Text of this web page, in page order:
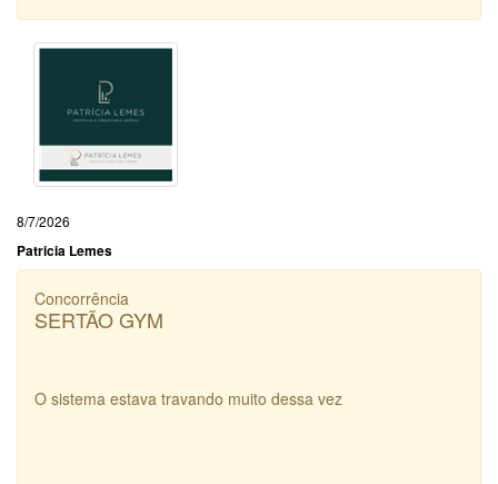
8/7/2026
Patricia Lemes
Concorrência
SERTÃO GYM
O sistema estava travando muito dessa vez